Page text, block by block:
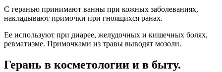
С геранью принимают ванны при кожных заболеваниях,
накладывают примочки при гноящихся ранах.
Ее используют при диарее, желудочных и кишечных болях,
ревматизме. Примочками из травы выводят мозоли.
Герань в косметологии и в быту.